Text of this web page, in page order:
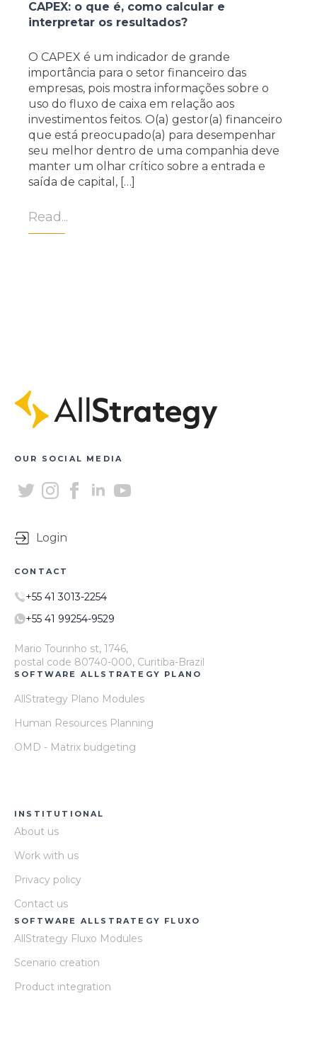
CAPEX: o que é, como calcular e
interpretar os resultados?
O CAPEX é um indicador de grande
importância para o setor financeiro das
empresas, pois mostra informações sobre o
uso do fluxo de caixa em relação aos
investimentos feitos. O(a) gestor(a) financeiro
que está preocupado(a) para desempenhar
seu melhor dentro de uma companhia deve
manter um olhar crítico sobre a entrada e
saída de capital, […]
Read...
OUR SOCIAL MEDIA
Login
CONTACT
+55 41 3013-2254
+55 41 99254-9529
Mario Tourinho st, 1746,
postal code 80740-000, Curitiba-Brazil
SOFTWARE ALLSTRATEGY PLANO
AllStrategy Plano Modules
Human Resources Planning
OMD - Matrix budgeting
INSTITUTIONAL
About us
Work with us
Privacy policy
Contact us
SOFTWARE ALLSTRATEGY FLUXO
AllStrategy Fluxo Modules
Scenario creation
Product integration